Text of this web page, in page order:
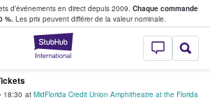
d’événements en direct depuis 2009. Chaque commande
%. Les prix peuvent différer de la valeur nominale.
StubHub - Où
et vendent des billets
18:30 at MidFlorida Credit Union Amphitheatre at the Florida